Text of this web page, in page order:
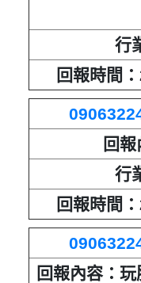
行
回報時間
回
行
回報時間
回報內容：